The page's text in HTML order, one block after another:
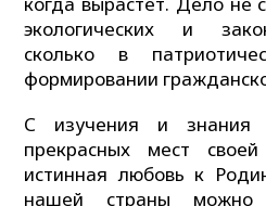
экологических и
сколько в
формировании
С изучения и знания
прекрасных мест
истинная любовь к
нашей страны можно